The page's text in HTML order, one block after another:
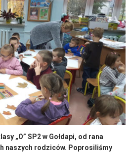
„O” SP2 w Gołdapi, od rana
naszych rodziców. Poprosiliśmy